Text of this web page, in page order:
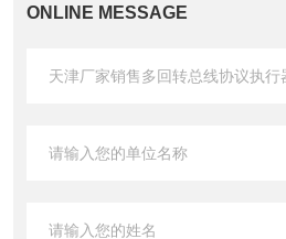
ONLINE MESSAGE